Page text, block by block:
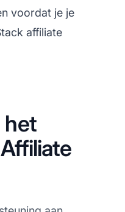
voordat je je
affiliate
het